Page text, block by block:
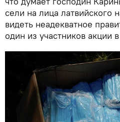
сели на лица латвийского
видеть неадекватное
один из участников акции